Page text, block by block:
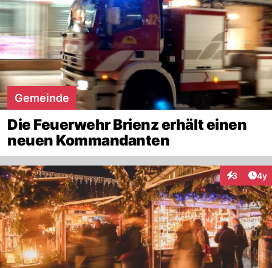
Gemeinde
Die Feuerwehr Brienz erhält einen
neuen Kommandanten
3 4y